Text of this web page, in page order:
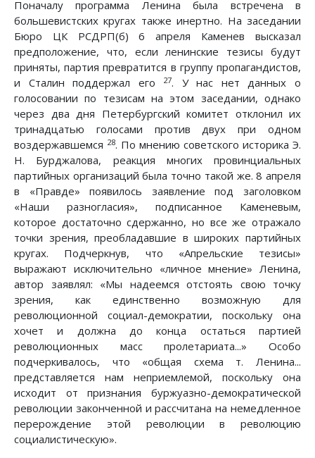
Поначалу программа Ленина была встречена в
большевистских кругах также инертно. На заседании
Бюро ЦК РСДРП(б) 6 апреля Каменев высказал
предположение, что, если ленинские тезисы будут
приняты, партия превратится в группу пропагандистов,
и Сталин поддержал его
27. У нас нет данных о
голосовании по тезисам на этом заседании, однако
через два дня Петербургский комитет отклонил их
тринадцатью голосами против двух при одном
воздержавшемся 28. По мнению советского историка Э.
Н. Бурджалова, реакция многих провинциальных
партийных организаций была точно такой же. 8 апреля
в «Правде» появилось заявление под заголовком
«Наши разногласия», подписанное Каменевым,
которое достаточно сдержанно, но все же отражало
точки зрения, преобладавшие в широких партийных
кругах. Подчеркнув, что «Апрельские тезисы»
выражают исключительно «личное мнение» Ленина,
автор заявлял: «Мы надеемся отстоять свою точку
зрения, как единственно возможную для
революционной социал-демократии, поскольку она
хочет и должна до конца остаться партией
революционных масс пролетариата...» Особо
подчеркивалось, что «общая схема т. Ленина...
представляется нам неприемлемой, поскольку она
исходит от признания буржуазно-демократической
революции законченной и рассчитана на немедленное
перерождение этой революции в революцию
социалистическую».